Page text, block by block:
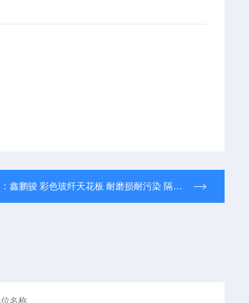
鑫鹏骏 彩色玻纤天花板 耐磨损耐污染 隔热保温 全国配送